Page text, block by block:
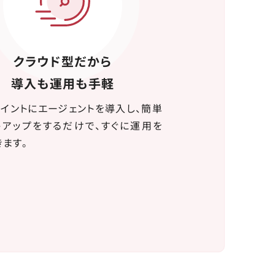
クラウド型だから
導入も運用も手軽
ントにエージェントを導入し、簡単
ップをするだけで、すぐに運用を
す。